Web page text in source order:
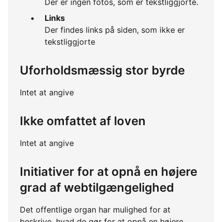
Der er ingen fotos, som er tekstliggjorte.
Links
Der findes links på siden, som ikke er
tekstliggjorte
Uforholdsmæssig stor byrde
Intet at angive
Ikke omfattet af loven
Intet at angive
Initiativer for at opnå en højere
grad af webtilgængelighed
Det offentlige organ har mulighed for at